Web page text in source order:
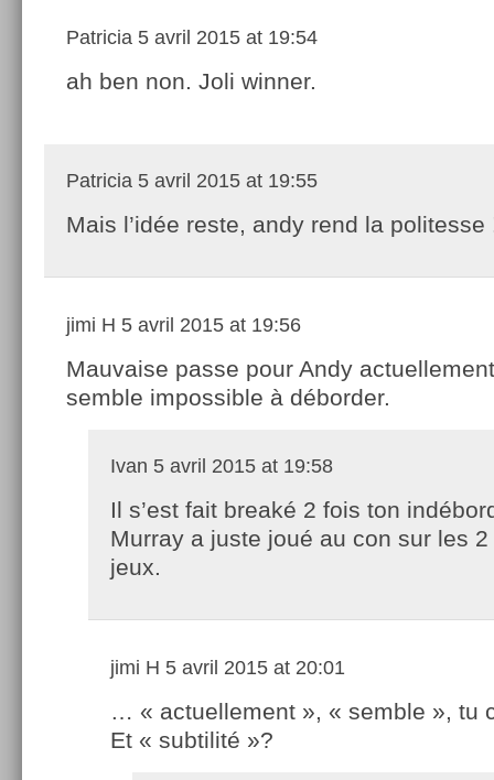
Patricia 5 avril 2015 at 19:54
ah ben non. Joli winner.
Patricia 5 avril 2015 at 19:55
Mais l’idée reste, andy rend la politesse
jimi H 5 avril 2015 at 19:56
Mauvaise passe pour Andy
semble impossible à déborder.
Ivan 5 avril 2015 at 19:58
Il s’est fait breaké 2 fois ton
Murray a juste joué au con sur les
jeux.
jimi H 5 avril 2015 at 20:01
… « actuellement », « semble », tu
Et « subtilité »?